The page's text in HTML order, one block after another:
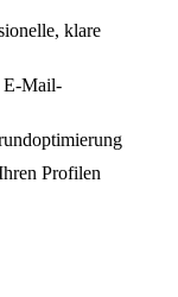
klare
E-Mail-
Profilen